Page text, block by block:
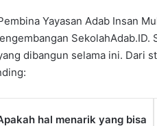
Yayasan Adab Insan
SekolahAdab.ID.
dibangun selama ini. Dari
hal menarik yang bisa